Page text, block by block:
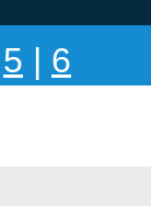
5 | 6